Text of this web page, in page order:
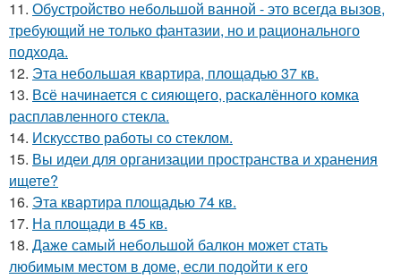
11. Обустройство небольшой ванной - это всегда вызов,
требующий не только фантазии, но и рационального
подхода.
12. Эта небольшая квартира, площадью 37 кв.
13. Всё начинается с сияющего, раскалённого комка
расплавленного стекла.
14. Искусство работы со стеклом.
15. Вы идеи для организации пространства и хранения
ищете?
16. Эта квартира площадью 74 кв.
17. На площади в 45 кв.
18. Даже самый небольшой балкон может стать
любимым местом в доме, если подойти к его